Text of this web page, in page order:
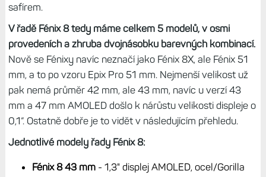
safírem.
V řadě Fénix 8 tedy máme celkem 5 modelů, v osmi
provedeních a zhruba dvojnásobku barevných kombinací.
Nově se Fénixy navíc neznačí jako Fénix 8X, ale Fénix 51
mm, a to po vzoru Epix Pro 51 mm. Nejmenší velikost už
pak nemá průměr 42 mm, ale 43 mm, navíc u verzí 43
mm a 47 mm AMOLED došlo k nárůstu velikosti displeje o
0,1“. Ostatně dobře je to vidět v následujícím přehledu.
Jednotlivé modely řady Fénix 8:
Fénix 8 43 mm- 1,3" displej AMOLED, ocel/Gorilla